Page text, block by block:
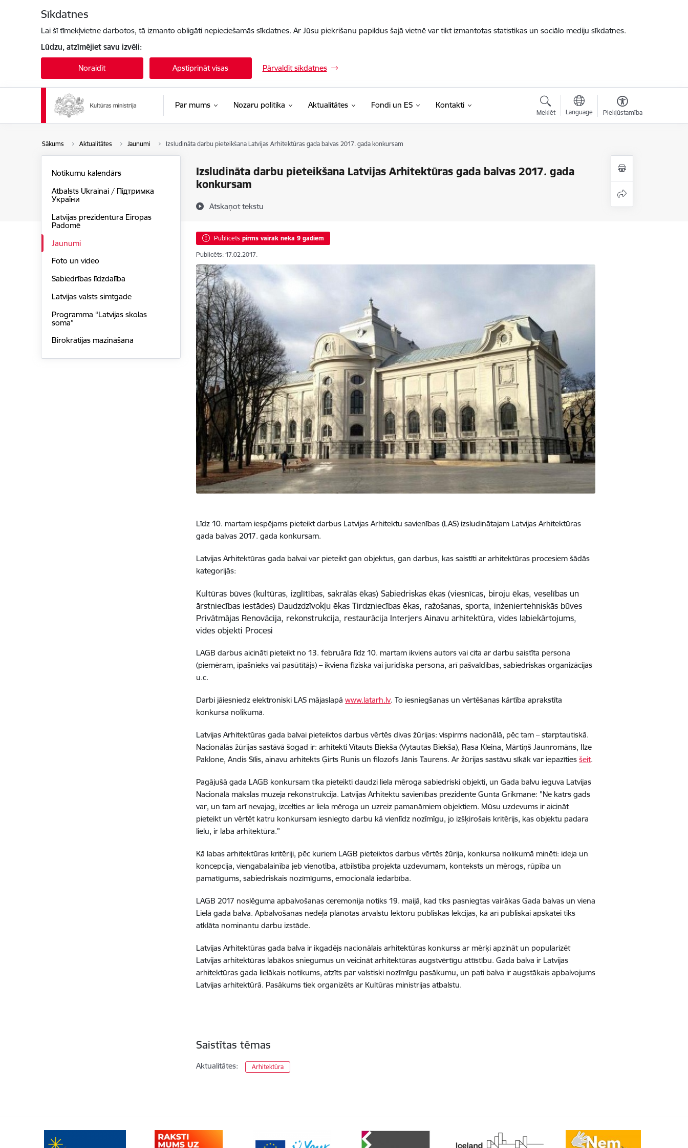
Sīkdatnes
Lai šī tīmekļvietne darbotos, tā izmanto obligāti nepieciešamās sīkdatnes. Ar Jūsu piekrišanu papildus šajā vietnē var tikt izmantotas statistikas un sociālo mediju sīkdatnes.
Lūdzu, atzīmējiet savu izvēli:
Noraidīt Apstiprināt visas Pārvaldīt sīkdatnes
Par mums Nozaru politika Aktualitātes Fondi un ES Kontakti
Meklēt Language Piekļūstamība
Sākums Aktualitātes Jaunumi Izsludināta darbu pieteikšana Latvijas Arhitektūras gada balvas 2017. gada konkursam
Izsludināta darbu pieteikšana Latvijas Arhitektūras gada balvas 2017. gada
konkursam
Atskaņot tekstu
Notikumu kalendārs
Atbalsts Ukrainai / Підтримка
України
Latvijas prezidentūra Eiropas
Padomē
Jaunumi
Foto un video
Sabiedrības līdzdalība
Latvijas valsts simtgade
Programma “Latvijas skolas
soma”
Birokrātijas mazināšana
Publicēts pirms vairāk nekā 9 gadiem
Publicēts: 17.02.2017.
Līdz 10. martam iespējams pieteikt darbus Latvijas Arhitektu savienības (LAS) izsludinātajam Latvijas Arhitektūras
gada balvas 2017. gada konkursam.
Latvijas Arhitektūras gada balvai var pieteikt gan objektus, gan darbus, kas saistīti ar arhitektūras procesiem šādās
kategorijās:
Kultūras būves (kultūras, izglītības, sakrālās ēkas) Sabiedriskas ēkas (viesnīcas, biroju ēkas, veselības un
ārstniecības iestādes) Daudzdzīvokļu ēkas Tirdzniecības ēkas, ražošanas, sporta, inženiertehniskās būves
Privātmājas Renovācija, rekonstrukcija, restaurācija Interjers Ainavu arhitektūra, vides labiekārtojums,
vides objekti Procesi
LAGB darbus aicināti pieteikt no 13. februāra līdz 10. martam ikviens autors vai cita ar darbu saistīta persona
(piemēram, īpašnieks vai pasūtītājs) – ikviena fiziska vai juridiska persona, arī pašvaldības, sabiedriskas organizācijas
u.c.
Darbi jāiesniedz elektroniski LAS mājaslapāwww.latarh.lv. To iesniegšanas un vērtēšanas kārtība aprakstīta
konkursa nolikumā.
Latvijas Arhitektūras gada balvai pieteiktos darbus vērtēs divas žūrijas: vispirms nacionālā, pēc tam – starptautiskā.
Nacionālās žūrijas sastāvā šogad ir: arhitekti Vītauts Biekša (Vytautas Biekša), Rasa Kleina, Mārtiņš Jaunromāns, Ilze
Paklone, Andis Sīlis, ainavu arhitekts Ģirts Runis un filozofs Jānis Taurens. Ar žūrijas sastāvu sīkāk var iepazītiesšeit.
Pagājušā gada LAGB konkursam tika pieteikti daudzi liela mēroga sabiedriski objekti, un Gada balvu ieguva Latvijas
Nacionālā mākslas muzeja rekonstrukcija. Latvijas Arhitektu savienības prezidente Gunta Grikmane: "Ne katrs gads
var, un tam arī nevajag, izcelties ar liela mēroga un uzreiz pamanāmiem objektiem. Mūsu uzdevums ir aicināt
pieteikt un vērtēt katru konkursam iesniegto darbu kā vienlīdz nozīmīgu, jo izšķirošais kritērijs, kas objektu padara
lielu, ir laba arhitektūra."
Kā labas arhitektūras kritēriji, pēc kuriem LAGB pieteiktos darbus vērtēs žūrija, konkursa nolikumā minēti: ideja un
koncepcija, viengabalainība jeb vienotība, atbilstība projekta uzdevumam, konteksts un mērogs, rūpība un
pamatīgums, sabiedriskais nozīmīgums, emocionālā iedarbība.
LAGB 2017 noslēguma apbalvošanas ceremonija notiks 19. maijā, kad tiks pasniegtas vairākas Gada balvas un viena
Lielā gada balva. Apbalvošanas nedēļā plānotas ārvalstu lektoru publiskas lekcijas, kā arī publiskai apskatei tiks
atklāta nominantu darbu izstāde.
Latvijas Arhitektūras gada balva ir ikgadējs nacionālais arhitektūras konkurss ar mērķi apzināt un popularizēt
Latvijas arhitektūras labākos sniegumus un veicināt arhitektūras augstvērtīgu attīstību. Gada balva ir Latvijas
arhitektūras gada lielākais notikums, atzīts par valstiski nozīmīgu pasākumu, un pati balva ir augstākais apbalvojums
Latvijas arhitektūrā. Pasākums tiek organizēts ar Kultūras ministrijas atbalstu.
Saistītas tēmas
Aktualitātes: Arhitektūra